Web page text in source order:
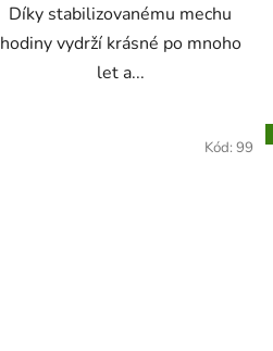
Díky stabilizovanému mechu
hodiny vydrží krásné po mnoho
let a...
Kód: 99